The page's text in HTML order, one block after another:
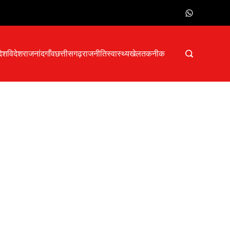
विदेशराजनांदगाँवछत्तीसगढ़राजनीतिस्वास्थ्यखेलतकनीक